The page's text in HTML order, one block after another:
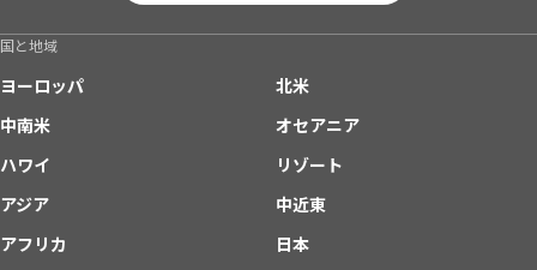
国と地域
ヨーロッパ
北米
中南米
オセアニア
ハワイ
リゾート
アジア
中近東
アフリカ
日本